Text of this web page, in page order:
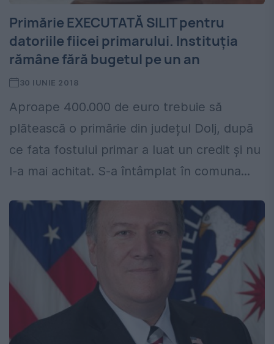
Primărie EXECUTATĂ SILIT pentru
datoriile fiicei primarului. Instituția
rămâne fără bugetul pe un an
30 IUNIE 2018
Aproape 400.000 de euro trebuie să
plătească o primărie din județul Dolj, după
ce fata fostului primar a luat un credit și nu
l-a mai achitat. S-a întâmplat în comuna...